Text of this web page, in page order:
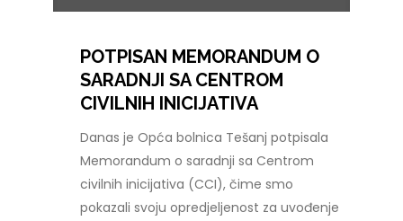
POTPISAN MEMORANDUM O
SARADNJI SA CENTROM
CIVILNIH INICIJATIVA
Danas je Opća bolnica Tešanj potpisala
Memorandum o saradnji sa Centrom
civilnih inicijativa (CCI), čime smo
pokazali svoju opredjeljenost za uvođenje